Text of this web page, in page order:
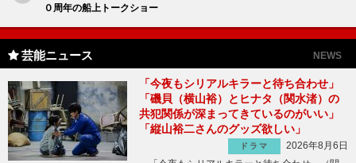
０周年の船上トークショー
芸能ニュース NEWS
「今夜もシリアルキラーと待ち合わせ」
「磯貝（横山裕）とヒナタ（関水渚）の
共犯関係が深まってきているのがいい」
「縦山裕二さんのグッズ欲しい」
ドラマ
2026年8月6日